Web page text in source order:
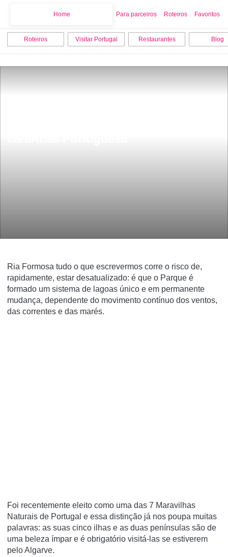
Home Para parceiros Roteiros Favoritos
Roteiros Visitar Portugal Restaurantes Blog
Ria Formosa tudo o que escrevermos corre o risco de,
rapidamente, estar desatualizado: é que o Parque é
formado um sistema de lagoas único e em permanente
mudança, dependente do movimento contínuo dos ventos,
das correntes e das marés.
Foi recentemente eleito como uma das 7 Maravilhas
Naturais de Portugal e essa distinção já nos poupa muitas
palavras: as suas cinco ilhas e as duas penínsulas são de
uma beleza ímpar e é obrigatório visitá-las se estiverem
pelo Algarve.